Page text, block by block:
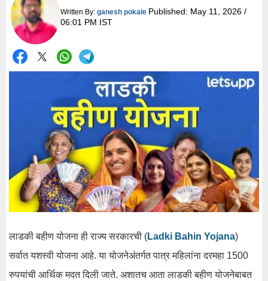
Written By: ganesh pokale Published: May 11, 2026 /
06:01 PM IST
लाडकी बहीण योजना ही राज्य सरकारची (Ladki Bahin Yojana)
सर्वात यशस्वी योजना आहे. या योजनेअंतर्गत पात्र महिलांना दरमहा 1500
रुपयांची आर्थिक मदत दिली जाते. अशातच आता लाडकी बहीण योजनेबाबत